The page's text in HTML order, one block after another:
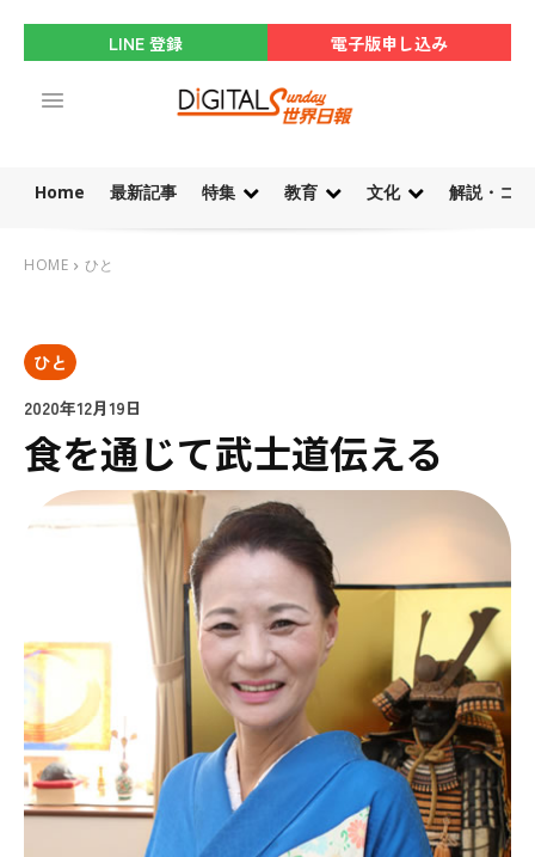
LINE 登録 電子版申し込み
Home 最新記事 特集 教育 文化 解説・コ
HOME ひと
ひと
2020年12月19日
食を通じて武士道伝える